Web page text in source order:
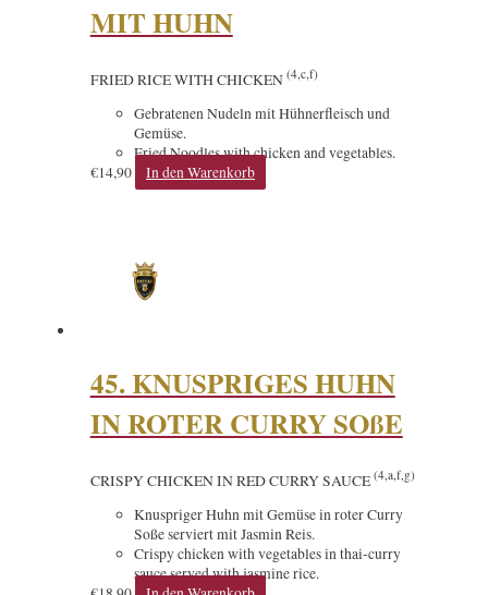
MIT HUHN
FRIED RICE WITH CHICKEN(4,c,f)
Gebratenen Nudeln mit Hühnerfleisch und
Gemüse.
Fried Noodles with chicken and vegetables.
€14,90 In den Warenkorb
45. KNUSPRIGES HUHN
IN ROTER CURRY SOßE
CRISPY CHICKEN IN RED CURRY SAUCE(4,a,f,g)
Knuspriger Huhn mit Gemüse in roter Curry
Soße serviert mit Jasmin Reis.
Crispy chicken with vegetables in thai-curry
sauce served with jasmine rice.